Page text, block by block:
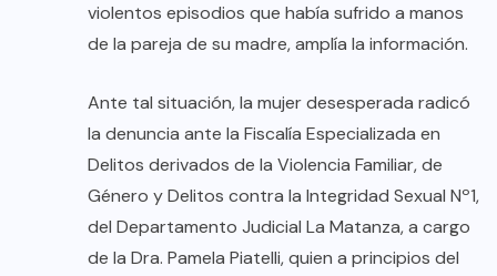
violentos episodios que había sufrido a manos
de la pareja de su madre, amplía la información.
Ante tal situación, la mujer desesperada radicó
la denuncia ante la Fiscalía Especializada en
Delitos derivados de la Violencia Familiar, de
Género y Delitos contra la Integridad Sexual Nº1,
del Departamento Judicial La Matanza, a cargo
de la Dra. Pamela Piatelli, quien a principios del